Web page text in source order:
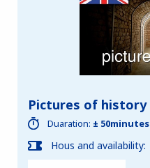
Pictures of
Duaration: ± 50minutes
Hous and availability: